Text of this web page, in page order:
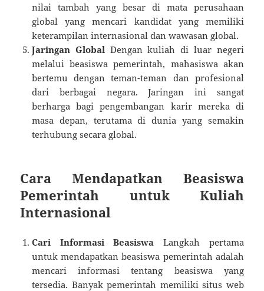
nilai tambah yang besar di mata perusahaan
global yang mencari kandidat yang memiliki
keterampilan internasional dan wawasan global.
Jaringan Global Dengan kuliah di luar negeri
melalui beasiswa pemerintah, mahasiswa akan
bertemu dengan teman-teman dan profesional
dari berbagai negara. Jaringan ini sangat
berharga bagi pengembangan karir mereka di
masa depan, terutama di dunia yang semakin
terhubung secara global.
Cara Mendapatkan Beasiswa
Pemerintah untuk Kuliah
Internasional
Cari Informasi Beasiswa Langkah pertama
untuk mendapatkan beasiswa pemerintah adalah
mencari informasi tentang beasiswa yang
tersedia. Banyak pemerintah memiliki situs web